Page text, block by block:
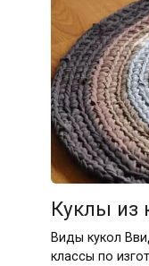
Куклы из
Виды кукол
классы по